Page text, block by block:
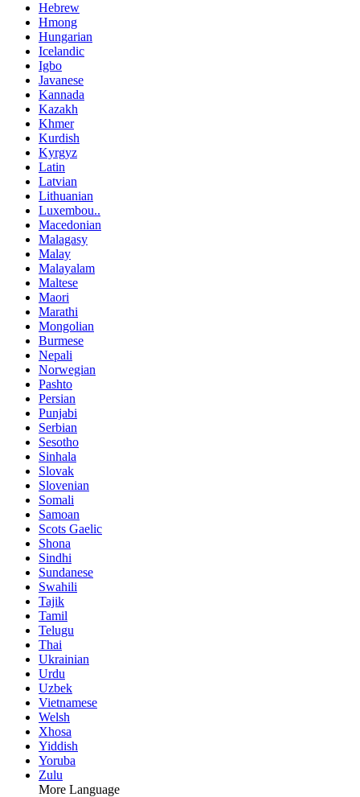
Hebrew
Hmong
Hungarian
Icelandic
Igbo
Javanese
Kannada
Kazakh
Khmer
Kurdish
Kyrgyz
Latin
Latvian
Lithuanian
Luxembou..
Macedonian
Malagasy
Malay
Malayalam
Maltese
Maori
Marathi
Mongolian
Burmese
Nepali
Norwegian
Pashto
Persian
Punjabi
Serbian
Sesotho
Sinhala
Slovak
Slovenian
Somali
Samoan
Scots Gaelic
Shona
Sindhi
Sundanese
Swahili
Tajik
Tamil
Telugu
Thai
Ukrainian
Urdu
Uzbek
Vietnamese
Welsh
Xhosa
Yiddish
Yoruba
Zulu
More Language